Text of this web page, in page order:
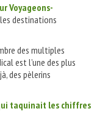
Voyageons-
destinations
des multiples
est l’une des plus
des pèlerins
taquinait les chiffres